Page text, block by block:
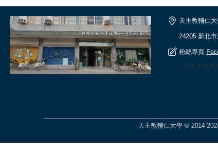
天主教輔仁
24205 新北
粉絲專頁
天主教輔仁大學 © 2014-